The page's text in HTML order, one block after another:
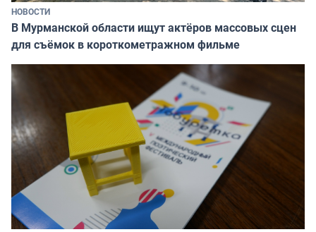
НОВОСТИ
В Мурманской области ищут актёров массовых сцен
для съёмок в короткометражном фильме